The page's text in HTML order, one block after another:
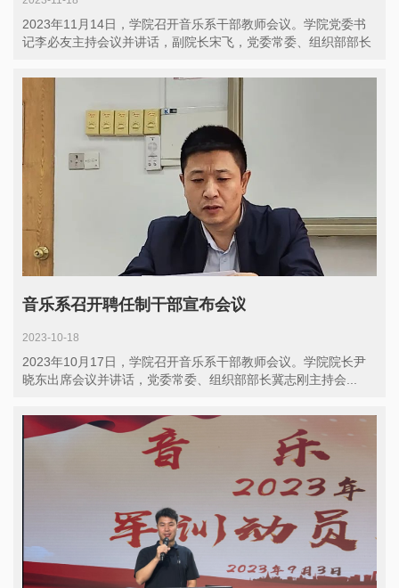
2023年11月14日，学院召开音乐系干部教师会议。学院党委书
记李必友主持会议并讲话，副院长宋飞，党委常委、组织部部长
音乐系召开聘任制干部宣布会议
2023-10-18
2023年10月17日，学院召开音乐系干部教师会议。学院院长尹
晓东出席会议并讲话，党委常委、组织部部长冀志刚主持会...